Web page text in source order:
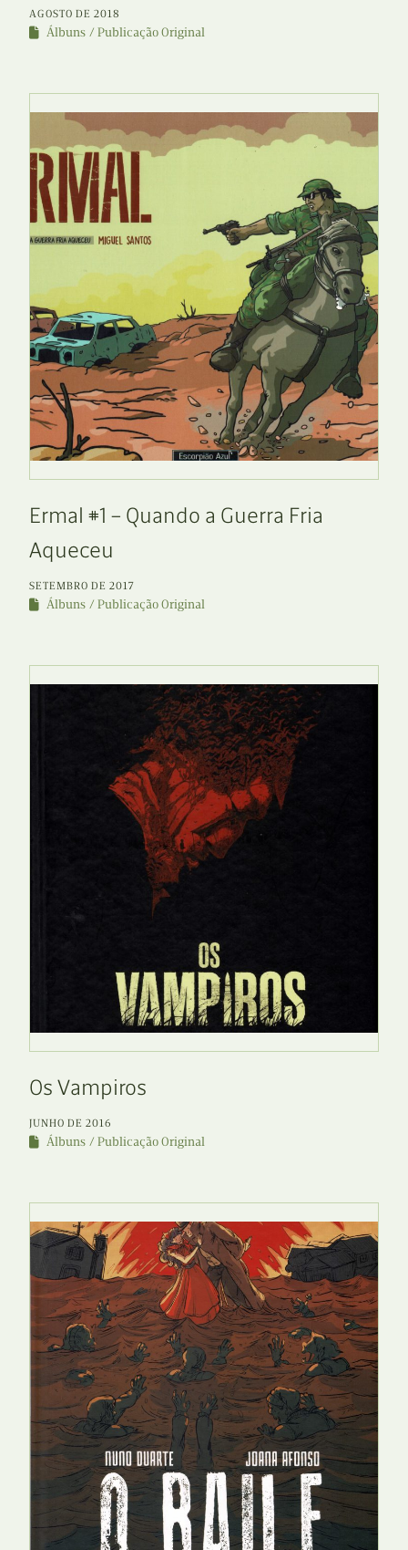
AGOSTO DE 2018
Álbuns Publicação Original
Ermal #1 – Quando a Guerra Fria
Aqueceu
SETEMBRO DE 2017
Álbuns Publicação Original
Os Vampiros
JUNHO DE 2016
Álbuns Publicação Original